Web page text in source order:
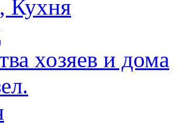
Кухня
хозяев и дома